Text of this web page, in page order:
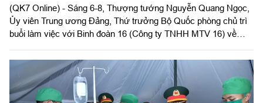
(QK7 Online) - Sáng 6-8, Thượng tướng Nguyễn Quang Ngọc,
Ủy viên Trung ương Đảng, Thứ trưởng Bộ Quốc phòng chủ trì
buổi làm việc với Binh đoàn 16 (Công ty TNHH MTV 16) về
doanh nghiệp.